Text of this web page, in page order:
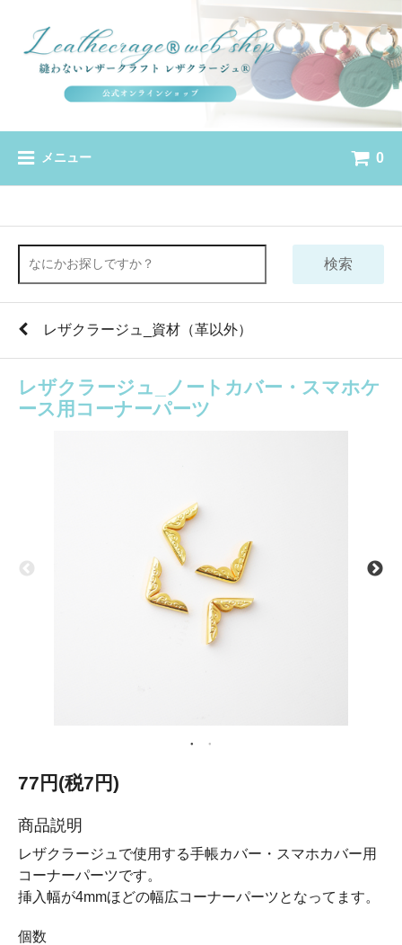
メニュー 0
検索
レザクラージュ_資材（革以外）
レザクラージュ_ノートカバー・スマホケ
ース用コーナーパーツ
77円(税7円)
商品説明
レザクラージュで使用する手帳カバー・スマホカバー用
コーナーパーツです。
挿入幅が4mmほどの幅広コーナーパーツとなってます。
個数